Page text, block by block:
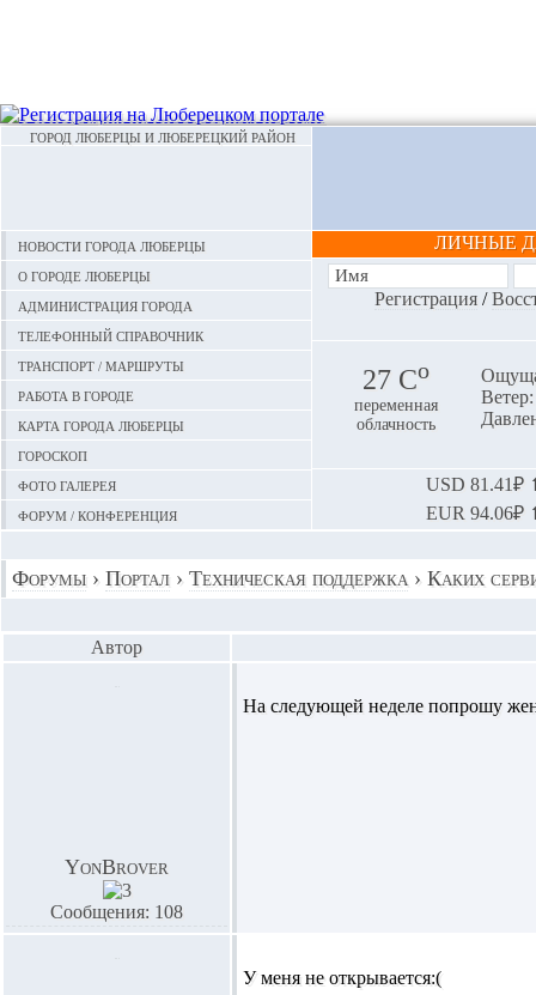
ГОРОД ЛЮБЕРЦЫ И ЛЮБЕРЕЦКИЙ РАЙОН
Новости города Люберцы
О городе Люберцы
Администрация города
Телефонный справочник
Транспорт / маршруты
Работа в городе
Карта города Люберцы
Гороскоп
Фото галерея
Форум / конференция
ЛИЧНЫЕ
Регистрация/
27 Сo
переменная
облачность
USD 81.41₽
EUR 94.06₽
Форумы › Портал › Техническая поддержка› Каких
Автор
YonBrover
Сообщения: 108
На следующей неделе попрошу
У меня не открывается:(